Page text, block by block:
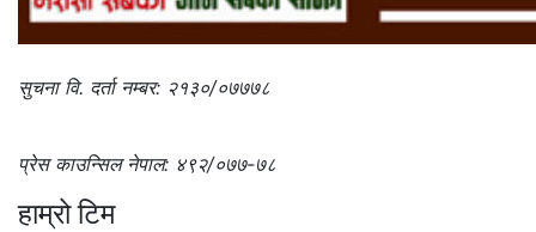
सुचना वि. दर्ता नम्बर: २१३०/०७७७८
प्रेस काउन्सिल नेपाल: ४९२/०७७-७८
हाम्रो टिम